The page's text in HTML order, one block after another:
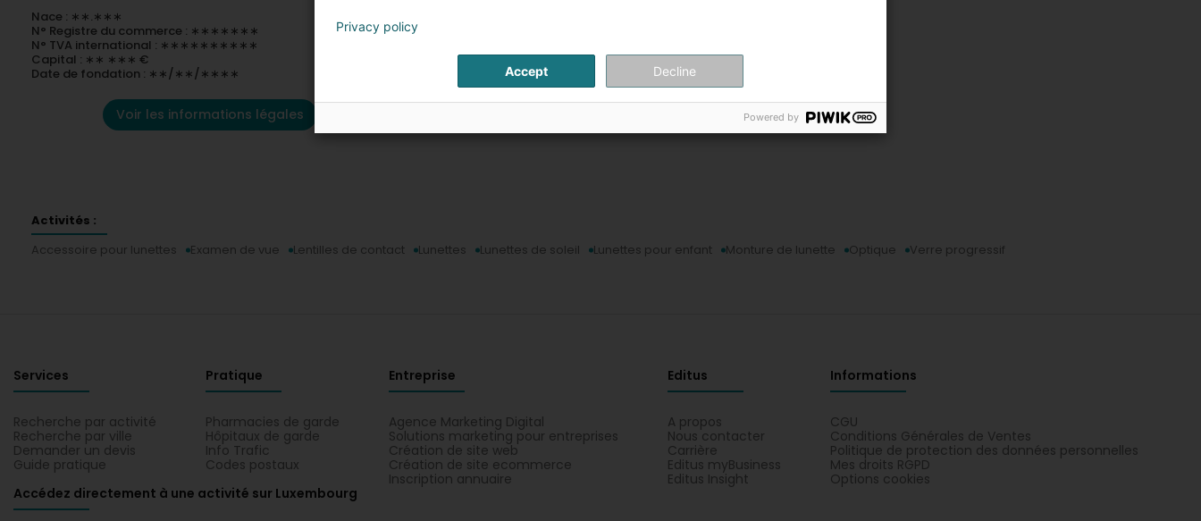
Nace : ∗∗.∗∗∗
N° Registre du commerce : ∗∗∗∗∗∗∗
N° TVA international : ∗∗∗∗∗∗∗∗∗∗
Capital : ∗∗ ∗∗∗ €
Date de fondation : ∗∗/∗∗/∗∗∗∗
Voir les informations légales
Activités :
Accessoire pour lunettes
Examen de vue Lentilles de contact Lunettes Lunettes de soleil Lunettes pour enfant Monture de lunette Optique Verre progressif
Services
Recherche par activité
Recherche par ville
Demander un devis
Guide pratique
Pratique
Pharmacies de garde
Hôpitaux de garde
Info Trafic
Codes postaux
Entreprise
Agence Marketing Digital
Solutions marketing pour entreprises
Création de site web
Création de site ecommerce
Inscription annuaire
Editus
A propos
Nous contacter
Carrière
Editus myBusiness
Editus Insight
Informations
CGU
Conditions Générales de Ventes
Politique de protection des données personnelles
Mes droits RGPD
Options cookies
Accédez directement à une activité sur Luxembourg
Privacy policy
Accept Decline
Powered by